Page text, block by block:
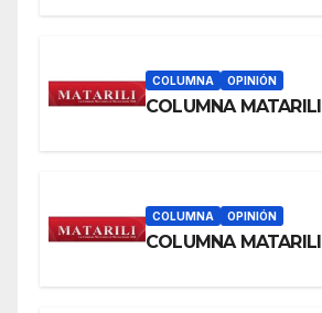
COLUMNA OPINIÓN
COLUMNA MATARILI
COLUMNA OPINIÓN
COLUMNA MATARILI